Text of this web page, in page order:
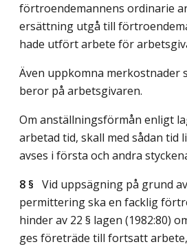
förtroendemannens ordinarie
ersättning utgå till
hade utfört arbete för
Även uppkomna merkostnader
beror på arbetsgivaren.
Om anställningsförmån enligt
arbetad tid, skall med sådan tid
avses i första och andra
8 § Vid uppsägning på grund
permittering ska en facklig
hinder av 22 § lagen (1982:80)
ges företräde till fortsatt